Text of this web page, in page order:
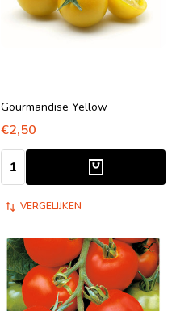
Gourmandise Yellow
€2,50
Aantal:
VERGELIJKEN